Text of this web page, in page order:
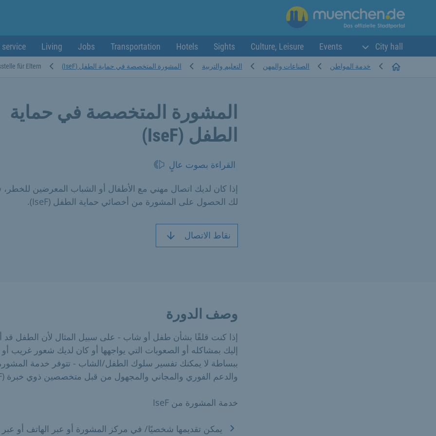
City hall
Events
Culture, Leisure
Sights
Hotels
Transportation
Jobs
Living
Startseiteخدمة المواطن الصناعات والمهن التعليم والتربية المشورة المتخصصة في حماية الطفل (IseF) für Eltern,...
المشورة المتخصصة في حماية
الطفل (IseF)
القراءة بصوت عالٍ
إذا كان لديك اتصال مهني مع الأطفال أو الشباب المعرضين
لك الحصول على المشورة من أخصائي حماية الطفل (IseF).
نقاط الاتصال
وصف الدورة
إذا كنت قلقًا بشأن طفل أو شاب - على سبيل المثال لأن الطفل قد
إليك بمشاكله أو الصعوبات التي يواجهها أو كان لديك شعور غريب أو
ببساطة لا يمكنك تفسير سلوك الطفل/الشاب - تتوفر خدمة
والدعم الفوري والمجاني والمجهول من قبل متخصصين ذوي خبرة (IseF).
خدمة المشورة من IseF
يمكن تقديمها شخصيًا/ في مركز المشورة أو عبر الهاتف أو عبر